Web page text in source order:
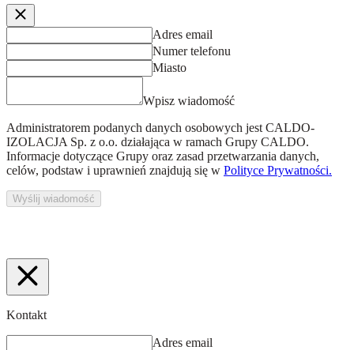
Adres email
Numer telefonu
Miasto
Wpisz wiadomość
Administratorem podanych danych osobowych jest CALDO-
IZOLACJA Sp. z o.o. działająca w ramach Grupy CALDO.
Informacje dotyczące Grupy oraz zasad przetwarzania danych,
celów, podstaw i uprawnień znajdują się w Polityce Prywatności.
Wyślij wiadomość
Kontakt
Adres email